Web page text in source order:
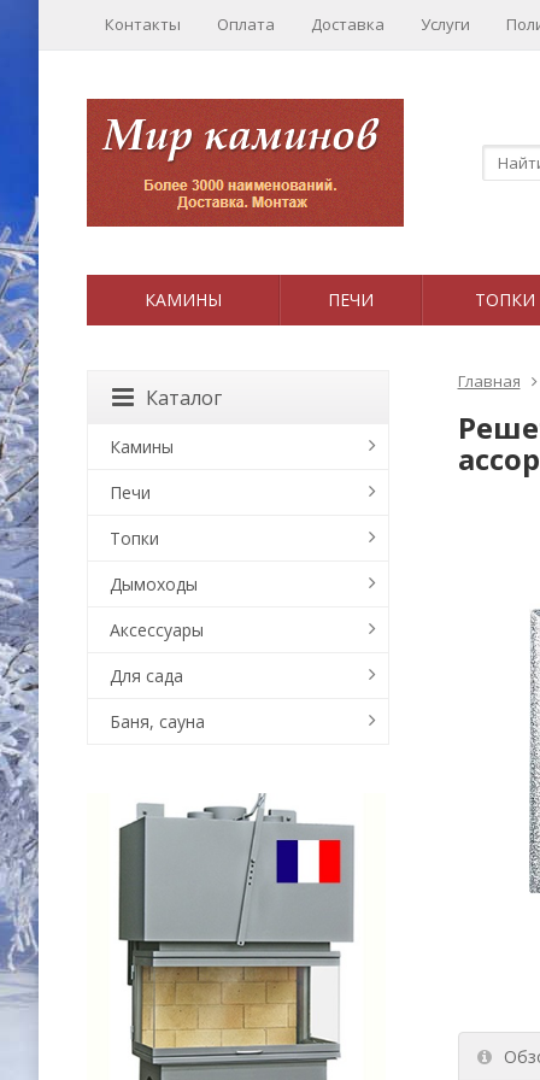
Контакты Оплата Доставка Услуги
КАМИНЫ ПЕЧИ ТОПКИ
Главная
Каталог
Камины
Печи
Топки
Дымоходы
Аксессуары
Для сада
Баня, сауна